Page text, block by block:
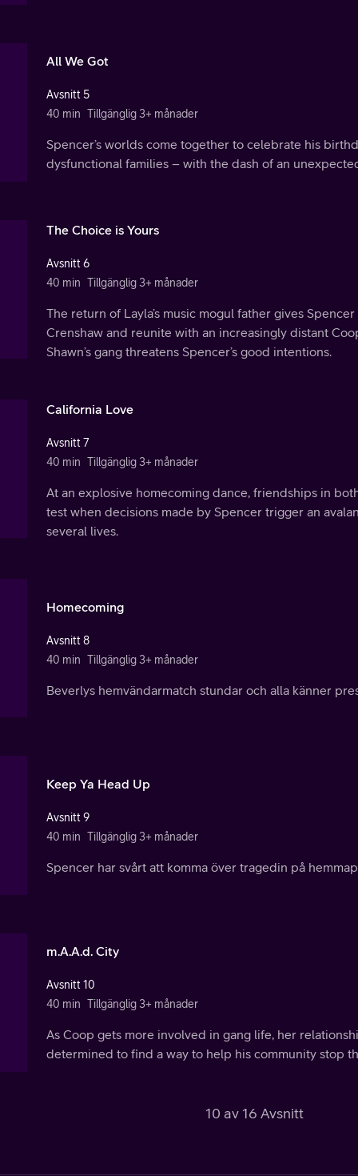
All We Got
Avsnitt 5
40 min Tillgänglig 3+ månader
Spencer’s worlds come together to celebrate his
dysfunctional families – with the dash of an
The Choice is Yours
Avsnitt 6
40 min Tillgänglig 3+ månader
The return of Layla’s music mogul father gives
Crenshaw and reunite with an increasingly distant
Shawn’s gang threatens Spencer’s good intentions.
California Love
Avsnitt 7
40 min Tillgänglig 3+ månader
At an explosive homecoming dance, friendships in
test when decisions made by Spencer trigger an
several lives.
Homecoming
Avsnitt 8
40 min Tillgänglig 3+ månader
Beverlys hemvändarmatch stundar och alla känner
Keep Ya Head Up
Avsnitt 9
40 min Tillgänglig 3+ månader
Spencer har svårt att komma över tragedin på
m.A.A.d. City
Avsnitt 10
40 min Tillgänglig 3+ månader
As Coop gets more involved in gang life, her
determined to find a way to help his community stop
10 av 16 Avsnitt